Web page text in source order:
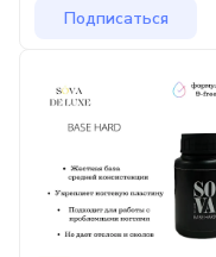
Подписаться